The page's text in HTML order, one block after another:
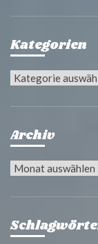
Kategorien
Kategorien
Archiv
Archiv